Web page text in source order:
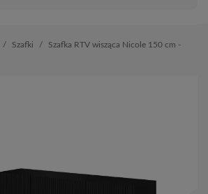
Szafki
Szafka RTV wisząca Nicole 150 cm -